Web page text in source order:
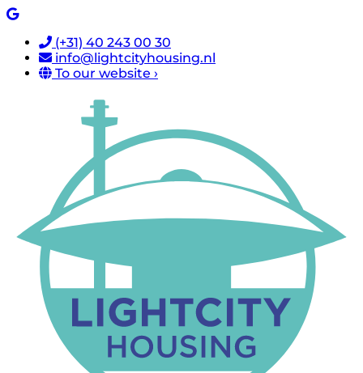
(+31) 40 243 00 30
info@lightcityhousing.nl
To our website ›